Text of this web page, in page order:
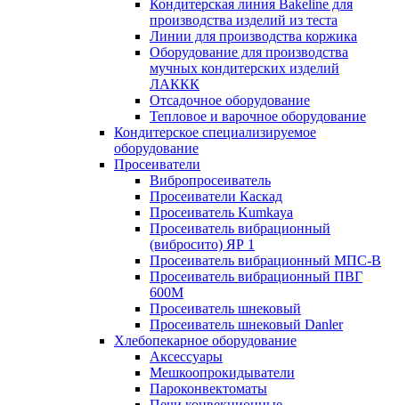
Кондитерская линия Bakeline для
производства изделий из теста
Линии для производства коржика
Оборудование для производства
мучных кондитерских изделий
ЛАККК
Отсадочное оборудование
Тепловое и варочное оборудование
Кондитерское специализируемое
оборудование
Просеиватели
Вибропросеиватель
Просеиватели Каскад
Просеиватель Kumkaya
Просеиватель вибрационный
(вибросито) ЯР 1
Просеиватель вибрационный МПС-В
Просеиватель вибрационный ПВГ
600М
Просеиватель шнековый
Просеиватель шнековый Danler
Хлебопекарное оборудование
Аксессуары
Мешкоопрокидыватели
Пароконвектоматы